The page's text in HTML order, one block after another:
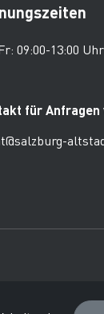
09:00-13:00 Uhr
für Anfragen